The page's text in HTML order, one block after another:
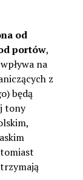
od
portów,
na
z
będą
tony